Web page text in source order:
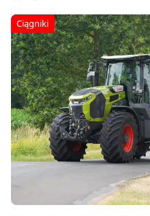
Ciągniki